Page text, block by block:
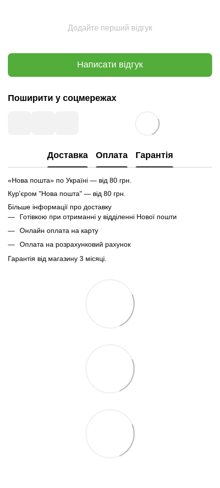
Додайте перший відгук
Написати відгук
Поширити у соцмережах
Доставка Оплата Гарантія
«Нова пошта» по Україні — від 80 грн.
Кур'єром "Нова пошта" — від 80 грн.
Більше інформації про доставку
Готівкою при отриманні у відділенні Нової пошти
Онлайн оплата на карту
Оплата на розрахунковий рахунок
Гарантія від магазину 3 місяці.